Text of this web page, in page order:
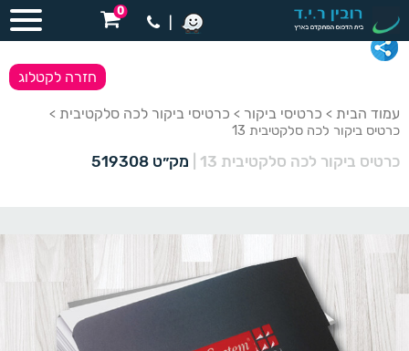
0
עמוד הבית > כרטיסי ביקור > כרטיסי ביקור לכה סלקטיבית >
כרטיס ביקור לכה סלקטיבית 13
כרטיס ביקור לכה סלקטיבית 13 מק״ט 519308
חזרה לקטלוג